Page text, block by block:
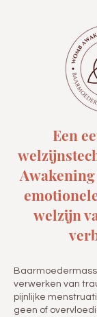
Een
welzijn
verwerken van
pijnlijke
geen of